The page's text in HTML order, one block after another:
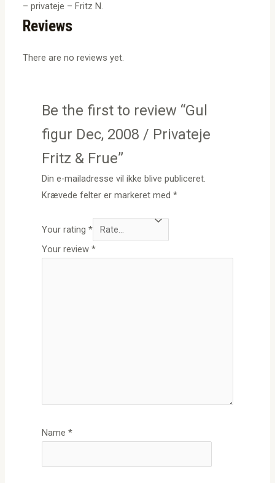
– privateje – Fritz N.
Reviews
There are no reviews yet.
Be the first to review “Gul
figur Dec, 2008 / Privateje
Fritz & Frue”
Din e-mailadresse vil ikke blive publiceret.
Krævede felter er markeret med*
Your rating*
Your review*
Name*